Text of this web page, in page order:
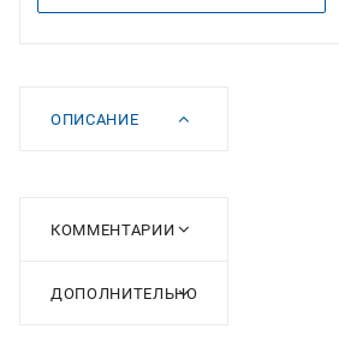
ОПИСАНИЕ
КОММЕНТАРИИ
ДОПОЛНИТЕЛЬНО